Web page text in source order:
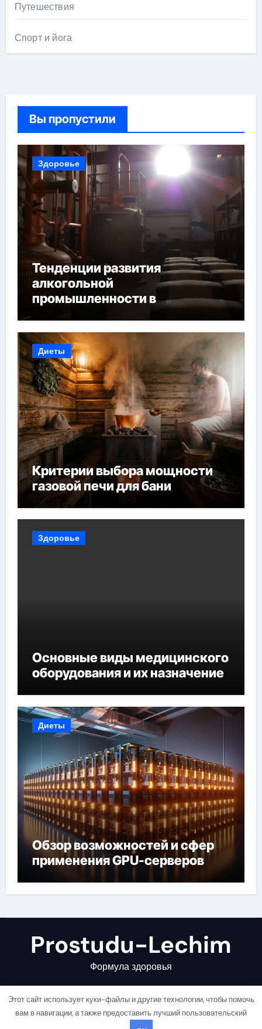
Путешествия
Спорт и йога
Вы пропустили
Здоровье
Тенденции развития
алкогольной
промышленности в
Диеты
Критерии выбора мощности
газовой печи для бани
Здоровье
Основные виды медицинского
оборудования и их назначение
Диеты
Обзор возможностей и сфер
применения GPU-серверов
Prostudu-Lechim
Формула здоровья
Этот сайт использует куки-файлы и другие технологии, чтобы помочь
вам в навигации, а также предоставить лучший пользовательский